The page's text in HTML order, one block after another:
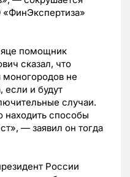
помощник
сказал, что
моногородов не
и будут
случаи.
находить способы
— заявил он тогда
России